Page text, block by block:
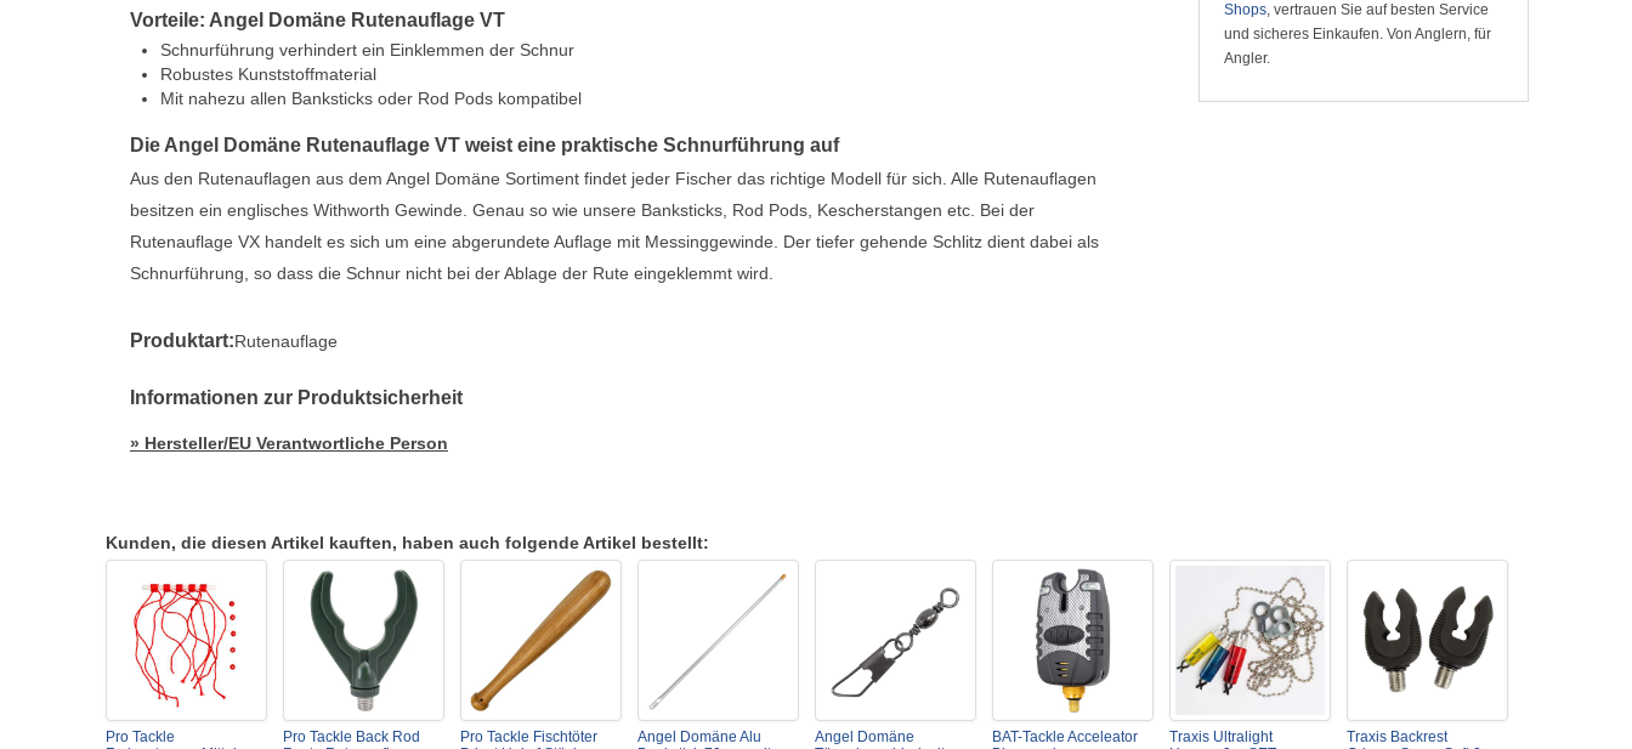
Vorteile: Angel Domäne Rutenauflage VT
Schnurführung verhindert ein Einklemmen der Schnur
Robustes Kunststoffmaterial
Mit nahezu allen Banksticks oder Rod Pods kompatibel
Die Angel Domäne Rutenauflage VT weist eine praktische Schnurführung auf
Aus den Rutenauflagen aus dem Angel Domäne Sortiment findet jeder Fischer das richtige Modell für sich. Alle Rutenauflagen
besitzen ein englisches Withworth Gewinde. Genau so wie unsere Banksticks, Rod Pods, Kescherstangen etc. Bei der
Rutenauflage VX handelt es sich um eine abgerundete Auflage mit Messinggewinde. Der tiefer gehende Schlitz dient dabei als
Schnurführung, so dass die Schnur nicht bei der Ablage der Rute eingeklemmt wird.
Produktart:Rutenauflage
Informationen zur Produktsicherheit
» Hersteller/EU Verantwortliche Person
Shops, vertrauen Sie auf besten Service
und sicheres Einkaufen. Von Anglern, für
Angler.
Kunden, die diesen Artikel kauften, haben auch folgende Artikel bestellt:
Pro Tackle
Pro Tackle Back Rod
Pro Tackle Fischtöter
Angel Domäne Alu
Angel Domäne
BAT-Tackle Acceleator
Traxis Ultralight
Traxis Backrest